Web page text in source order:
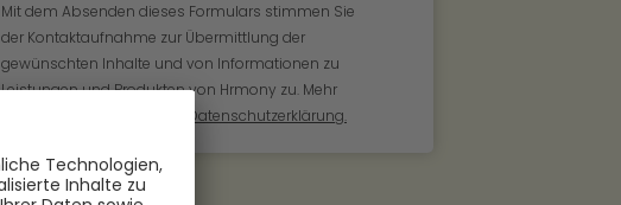
Mit dem Absenden dieses Formulars stimmen Sie
der Kontaktaufnahme zur Übermittlung der
gewünschten Inhalte und von Informationen zu
Leistungen und Produkten von Hrmony zu. Mehr
Datenschutzerklärung.